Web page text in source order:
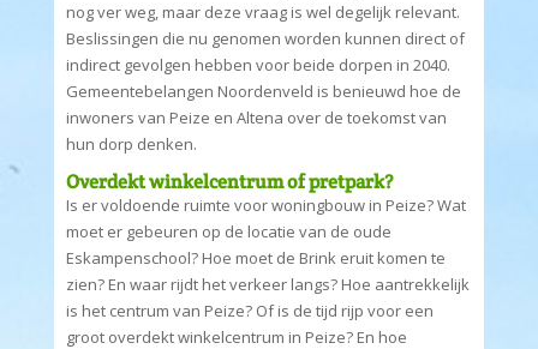
nog ver weg, maar deze vraag is wel degelijk relevant.
Beslissingen die nu genomen worden kunnen direct of
indirect gevolgen hebben voor beide dorpen in 2040.
Gemeentebelangen Noordenveld is benieuwd hoe de
inwoners van Peize en Altena over de toekomst van
hun dorp denken.
Overdekt winkelcentrum of pretpark?
Is er voldoende ruimte voor woningbouw in Peize? Wat
moet er gebeuren op de locatie van de oude
Eskampenschool? Hoe moet de Brink eruit komen te
zien? En waar rijdt het verkeer langs? Hoe aantrekkelijk
is het centrum van Peize? Of is de tijd rijp voor een
groot overdekt winkelcentrum in Peize? En hoe